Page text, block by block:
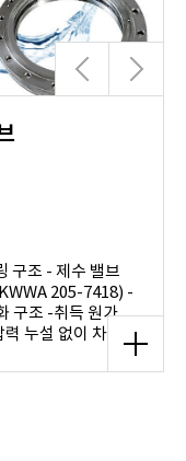
밸브
205-7418) -
구조 -취득 원가
양한 형태의 유체